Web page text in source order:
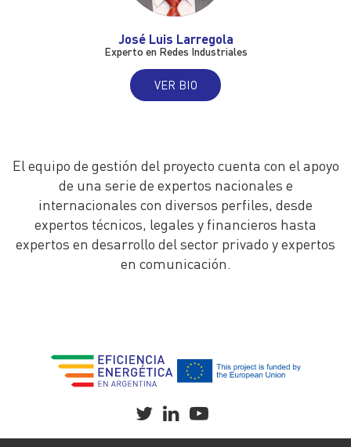
José Luis Larregola
Experto en Redes Industriales
VER BIO
El equipo de gestión del proyecto cuenta con el apoyo
de una serie de expertos nacionales e
internacionales con diversos perfiles, desde
expertos técnicos, legales y financieros hasta
expertos en desarrollo del sector privado y expertos
en comunicación.